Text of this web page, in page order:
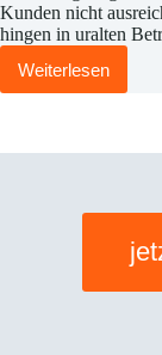
Kunden nicht
hingen in uralten
Weiterlesen
Von
der
erwischt?
sind